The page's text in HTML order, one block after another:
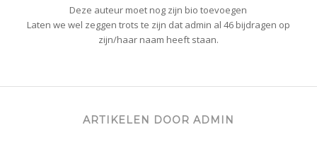
Deze auteur moet nog zijn bio toevoegen
Laten we wel zeggen trots te zijn dat admin al 46 bijdragen op
zijn/haar naam heeft staan.
ARTIKELEN DOOR ADMIN